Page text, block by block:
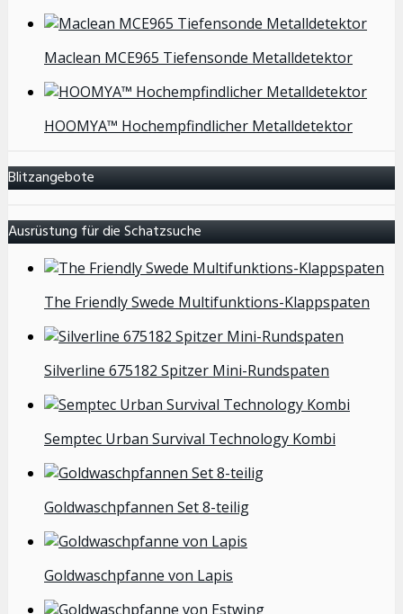
Maclean MCE965 Tiefensonde Metalldetektor
HOOMYA™ Hochempfindlicher Metalldetektor
Blitzangebote
Ausrüstung für die Schatzsuche
The Friendly Swede Multifunktions-Klappspaten
Silverline 675182 Spitzer Mini-Rundspaten
Semptec Urban Survival Technology Kombi
Goldwaschpfannen Set 8-teilig
Goldwaschpfanne von Lapis